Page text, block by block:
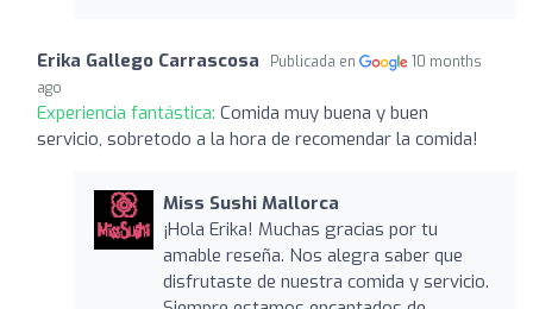
Erika Gallego Carrascosa Publicada en
10 months
ago
Experiencia fantástica: Comida muy buena y buen
servicio, sobretodo a la hora de recomendar la comida!
Miss Sushi Mallorca
¡Hola Erika! Muchas gracias por tu
amable reseña. Nos alegra saber que
disfrutaste de nuestra comida y servicio.